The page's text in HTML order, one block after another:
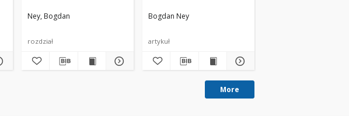
Ney, Bogdan
rozdział
Bogdan Ney
artykuł
More